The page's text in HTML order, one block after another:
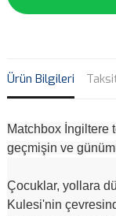
Ürün Bilgileri
Matchbox İngiltere
geçmişin ve
Çocuklar, yollara
Kulesi'nin